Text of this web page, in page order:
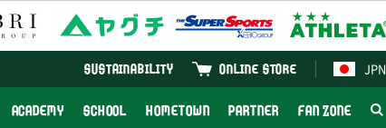
JPN
ONLINE STORE
SUSTAINABILITY
ACADEMY SCHOOL HOMETOWN PARTNER FAN ZONE